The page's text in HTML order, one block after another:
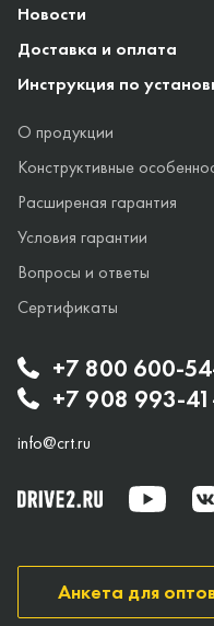
+7 800 600-
+7 908 993-
info@crt.ru
Новости
Доставка и оплата
Инструкция по
О продукции
Конструктивные
Расширеная гарантия
Условия гарантии
Вопросы и ответы
Сертификаты
Анкета для